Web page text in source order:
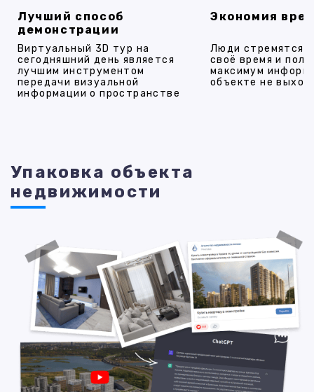
Лучший способ
демонстрации
Виртуальный 3D тур на
сегодняшний день является
лучшим инструментом
передачи визуальной
информации о пространстве
Экономия
Люди стремятся
своё время и
максимум
объекте не
Упаковка объекта
недвижимости